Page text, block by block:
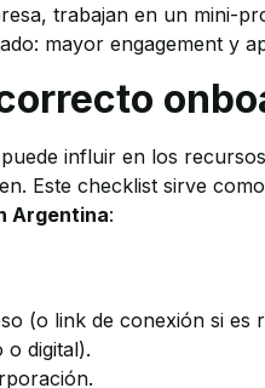
trabajan en un mini-
mayor engagement y
influir en los
Este checklist sirve como
Argentina:
(o link de conexión si es
o digital).